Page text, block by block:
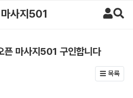
마사지501
픈 마사지501 구인합니다
목록